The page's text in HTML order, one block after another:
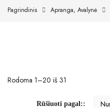
Pagrindinis Apranga, Avalynė
Rodoma 1–20 iš 31
Rūšiuoti pagal::